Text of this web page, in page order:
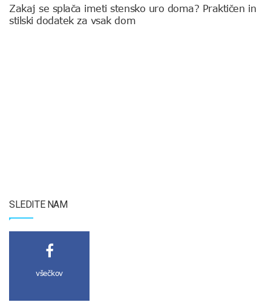
Zakaj se splača imeti stensko uro doma? Praktičen in
stilski dodatek za vsak dom
SLEDITE NAM
všečkov